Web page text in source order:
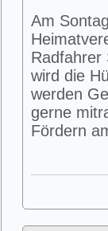
Am
Radfahrer
wird die
werden
gerne
Fördern